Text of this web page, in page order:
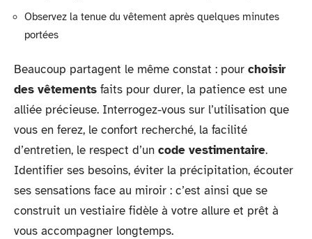
Observez la tenue du vêtement après quelques minutes
portées
Beaucoup partagent le même constat : pour choisir
des vêtements faits pour durer, la patience est une
alliée précieuse. Interrogez-vous sur l’utilisation que
vous en ferez, le confort recherché, la facilité
d’entretien, le respect d’un code vestimentaire.
Identifier ses besoins, éviter la précipitation, écouter
ses sensations face au miroir : c’est ainsi que se
construit un vestiaire fidèle à votre allure et prêt à
vous accompagner longtemps.